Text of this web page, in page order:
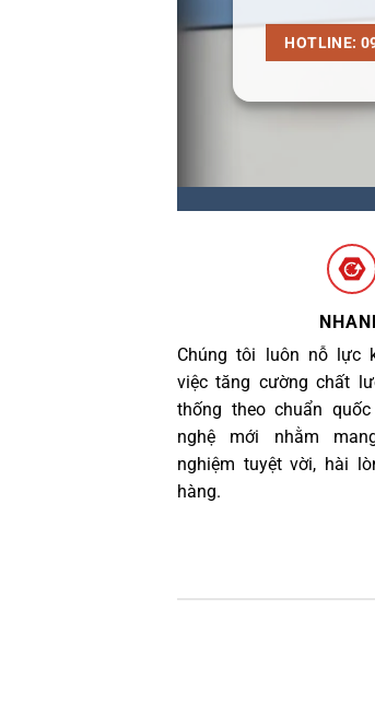
HOTLINE:
Chúng tôi luôn nỗ lực
việc tăng cường chất
thống theo chuẩn
nghệ mới nhằm
nghiệm tuyệt vời, hài
hàng.